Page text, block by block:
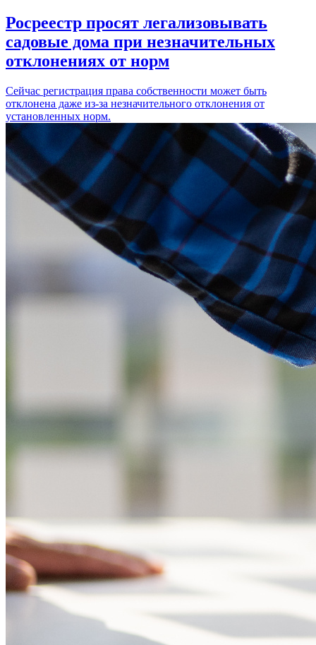
Росреестр просят легализовывать
садовые дома при незначительных
отклонениях от норм
Сейчас регистрация права собственности может быть
отклонена даже из-за незначительного отклонения от
установленных норм.